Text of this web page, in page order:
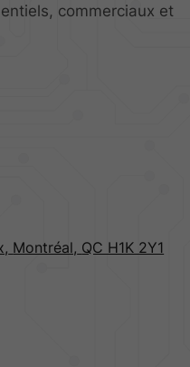
Montréal, QC H1K 2Y1
commerciaux et